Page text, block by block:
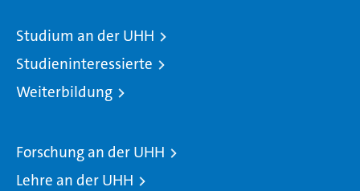
Studium an der UHH
Studieninteressierte
Weiterbildung
Forschung an der UHH
Lehre an der UHH